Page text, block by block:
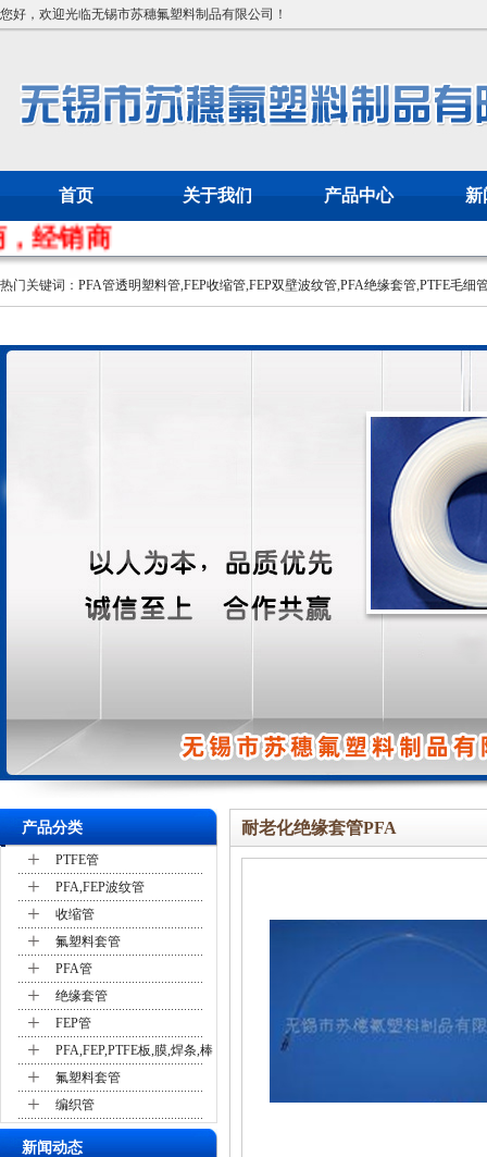
您好，欢迎光临无锡市苏穗氟塑料制品有限公司！
首页 关于我们 产品中心 新
销商
热门关键词： PFA管透明塑料管,FEP收缩管,FEP双壁波纹管,PFA绝缘套管,PTFE毛细
产品分类
+ PTFE管
+ PFA,FEP波纹管
+ 收缩管
+ 氟塑料套管
+ PFA管
+ 绝缘套管
+ FEP管
+ PFA,FEP,PTFE板,膜,焊条,棒
+ 氟塑料套管
+ 编织管
新闻动态
耐老化绝缘套管PFA